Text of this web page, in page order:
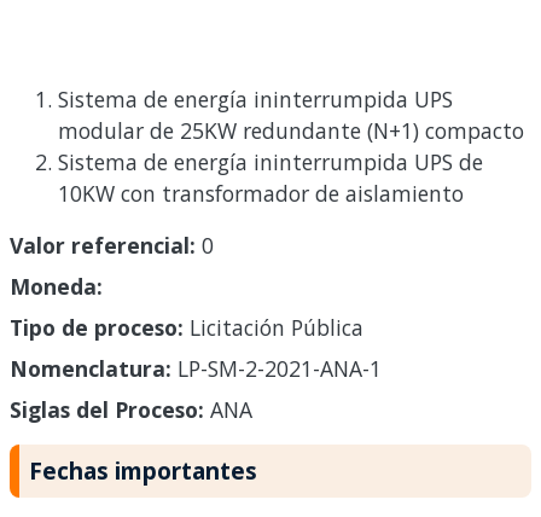
Sistema de energía ininterrumpida UPS
modular de 25KW redundante (N+1) compacto
Sistema de energía ininterrumpida UPS de
10KW con transformador de aislamiento
Valor referencial: 0
Moneda:
Tipo de proceso: Licitación Pública
Nomenclatura: LP-SM-2-2021-ANA-1
Siglas del Proceso: ANA
Fechas importantes